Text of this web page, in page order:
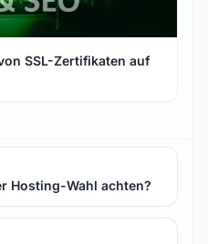
SSL-Zertifikaten auf
Hosting-Wahl achten?